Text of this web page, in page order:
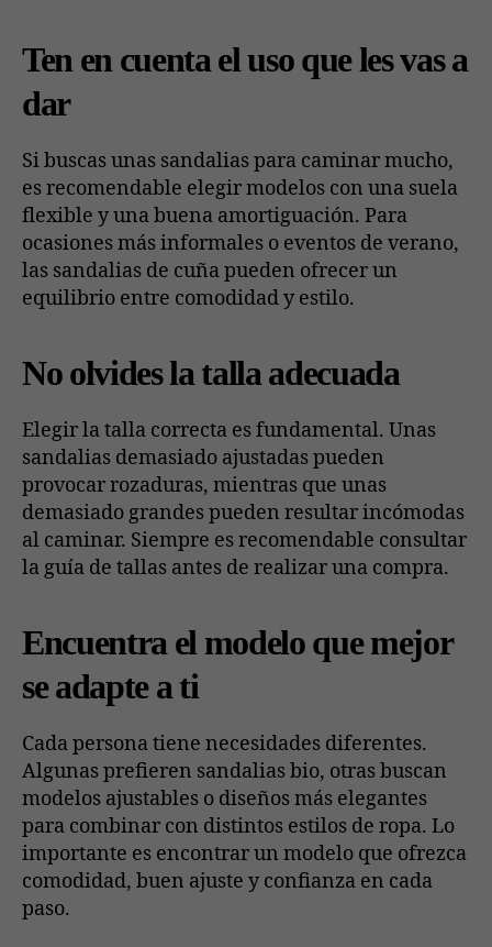
Ten en cuenta el uso que les vas a
dar
Si buscas unas sandalias para caminar mucho,
es recomendable elegir modelos con una suela
flexible y una buena amortiguación. Para
ocasiones más informales o eventos de verano,
las sandalias de cuña pueden ofrecer un
equilibrio entre comodidad y estilo.
No olvides la talla adecuada
Elegir la talla correcta es fundamental. Unas
sandalias demasiado ajustadas pueden
provocar rozaduras, mientras que unas
demasiado grandes pueden resultar incómodas
al caminar. Siempre es recomendable consultar
la guía de tallas antes de realizar una compra.
Encuentra el modelo que mejor
se adapte a ti
Cada persona tiene necesidades diferentes.
Algunas prefieren sandalias bio, otras buscan
modelos ajustables o diseños más elegantes
para combinar con distintos estilos de ropa. Lo
importante es encontrar un modelo que ofrezca
comodidad, buen ajuste y confianza en cada
paso.